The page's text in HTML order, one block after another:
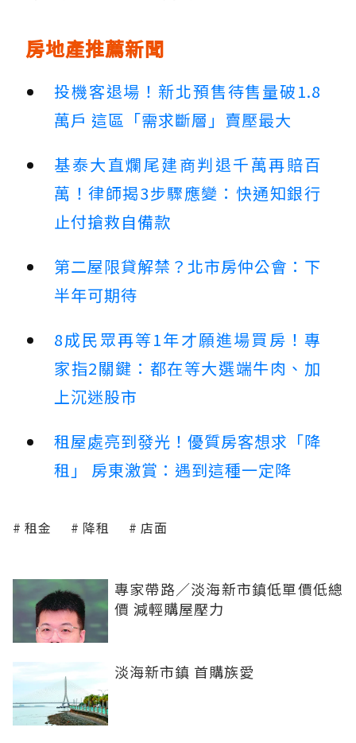
房地產推薦新聞
投機客退場！新北預售待售量破1.8
萬戶 這區「需求斷層」賣壓最大
基泰大直爛尾建商判退千萬再賠百
萬！律師揭3步驟應變：快通知銀行
止付搶救自備款
第二屋限貸解禁？北市房仲公會：下
半年可期待
8成民眾再等1年才願進場買房！專
家指2關鍵：都在等大選端牛肉、加
上沉迷股市
租屋處亮到發光！優質房客想求「降
租」 房東激賞：遇到這種一定降
租金 降租 店面
專家帶路／淡海新市鎮低單價低總
價 減輕購屋壓力
淡海新市鎮 首購族愛